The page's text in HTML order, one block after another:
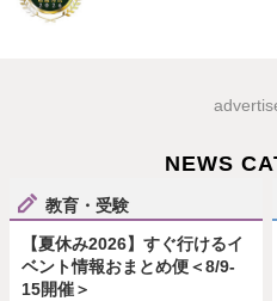
NEWS
教育・受験
【夏休み2026】すぐ行けるイ
ベント情報おまとめ便＜8/9-
15開催＞